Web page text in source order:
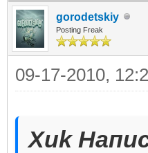
gorodetskiy
Posting Freak
09-17-2010,
Xuk